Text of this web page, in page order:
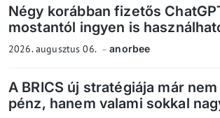
Négy korábban fizetős
mostantól ingyen is
2026. augusztus 06. anorbee
A BRICS új stratégiája már
pénz, hanem valami sokkal